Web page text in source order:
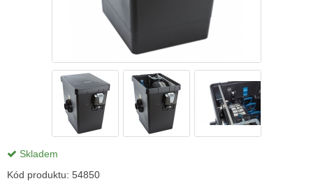
Skladem
Kód produktu: 54850